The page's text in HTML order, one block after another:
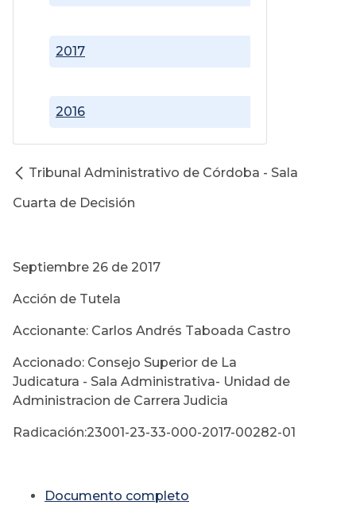
2016
2017
Tribunal Administrativo de Córdoba - Sala
Cuarta de Decisión
Septiembre 26 de 2017
Acción de Tutela
Accionante: Carlos Andrés Taboada Castro
Accionado: Consejo Superior de La
Judicatura - Sala Administrativa- Unidad de
Administracion de Carrera Judicia
Radicación:23001-23-33-000-2017-00282-01
Documento completo